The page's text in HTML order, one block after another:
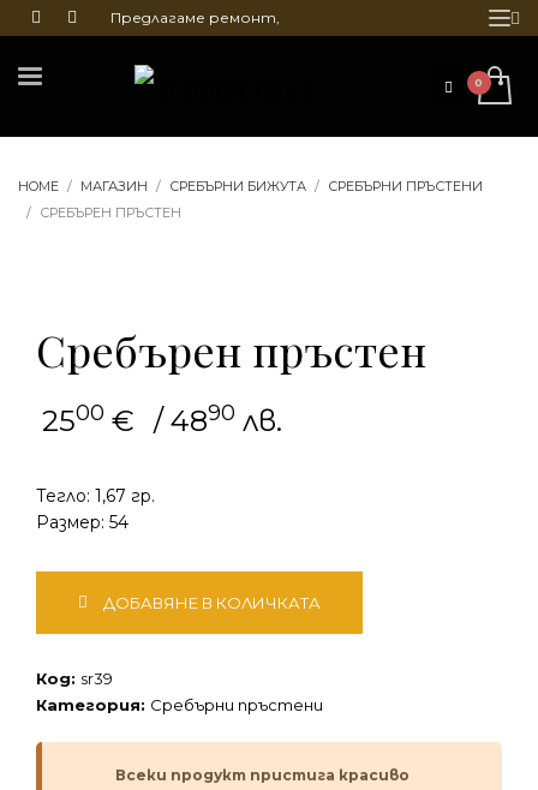
Предлагаме ремонт,
на бижута
HOME МАГАЗИН СРЕБЪРНИ БИЖУТА
СРЕБЪРНИ ПРЪСТЕНИ
СРЕБЪРЕН ПРЪСТЕН
Сребърен пръстен
2500 € / 4890 лв.
Тегло: 1,67 гр.
Размер: 54
Сребърен
ДОБАВЯНЕ В КОЛИЧКАТА
Код: sr39
Категория: Сребърни пръстени
Всеки продукт пристига красиво